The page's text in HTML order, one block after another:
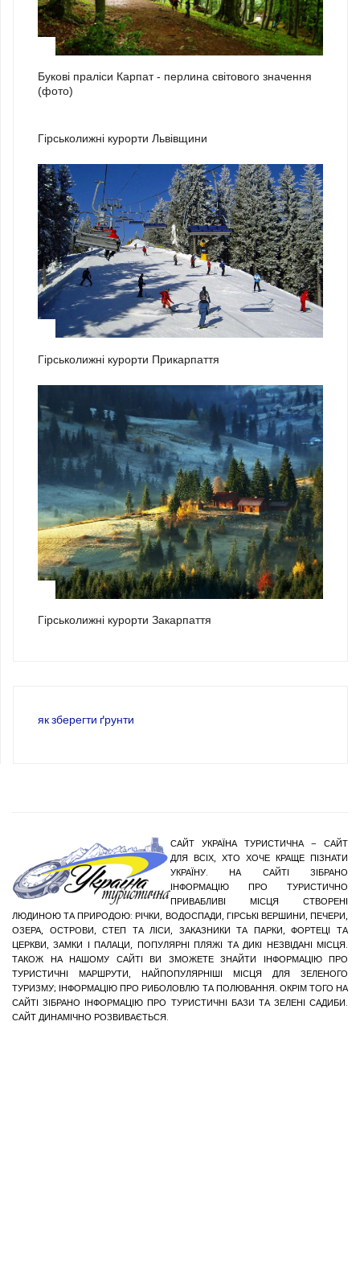
Букові праліси Карпат - перлина світового значення
(фото)
Гірськолижні курорти Львівщини
Гірськолижні курорти Прикарпаття
Гірськолижні курорти Закарпаття
як зберегти ґрунти
САЙТ УКРАЇНА ТУРИСТИЧНА – САЙТ
ДЛЯ ВСІХ, ХТО ХОЧЕ КРАЩЕ ПІЗНАТИ
УКРАЇНУ. НА САЙТІ ЗІБРАНО
ІНФОРМАЦІЮ ПРО ТУРИСТИЧНО
ПРИВАБЛИВІ МІСЦЯ СТВОРЕНІ
ЛЮДИНОЮ ТА ПРИРОДОЮ: РІЧКИ, ВОДОСПАДИ, ГІРСЬКІ ВЕРШИНИ, ПЕЧЕРИ,
ОЗЕРА, ОСТРОВИ, СТЕП ТА ЛІСИ, ЗАКАЗНИКИ ТА ПАРКИ, ФОРТЕЦІ ТА
ЦЕРКВИ, ЗАМКИ І ПАЛАЦИ, ПОПУЛЯРНІ ПЛЯЖІ ТА ДИКІ НЕЗВІДАНІ МІСЦЯ.
ТАКОЖ НА НАШОМУ САЙТІ ВИ ЗМОЖЕТЕ ЗНАЙТИ ІНФОРМАЦІЮ ПРО
ТУРИСТИЧНІ МАРШРУТИ, НАЙПОПУЛЯРНІШІ МІСЦЯ ДЛЯ ЗЕЛЕНОГО
ТУРИЗМУ; ІНФОРМАЦІЮ ПРО РИБОЛОВЛЮ ТА ПОЛЮВАННЯ. ОКРІМ ТОГО НА
САЙТІ ЗІБРАНО ІНФОРМАЦІЮ ПРО ТУРИСТИЧНІ БАЗИ ТА ЗЕЛЕНІ САДИБИ.
САЙТ ДИНАМІЧНО РОЗВИВАЄТЬСЯ.